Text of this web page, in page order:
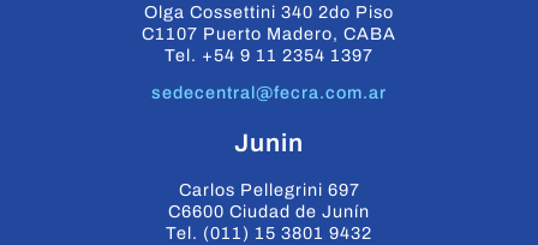
Olga Cossettini 340 2do Piso
C1107 Puerto Madero, CABA
Tel. +54 9 11 2354 1397
sedecentral@fecra.com.ar
Junin
Carlos Pellegrini 697
C6600 Ciudad de Junín
Tel. (011) 15 3801 9432